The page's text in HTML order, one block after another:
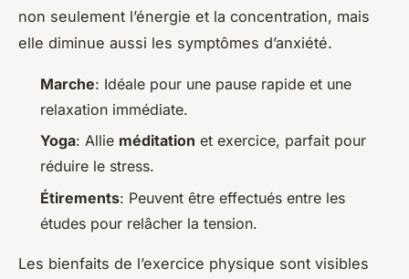
non seulement l’énergie et la concentration, mais
elle diminue aussi les symptômes d’anxiété.
Marche: Idéale pour une pause rapide et une
relaxation immédiate.
Yoga: Allie méditation et exercice, parfait pour
réduire le stress.
Étirements: Peuvent être effectués entre les
études pour relâcher la tension.
Les bienfaits de l’exercice physique sont visibles